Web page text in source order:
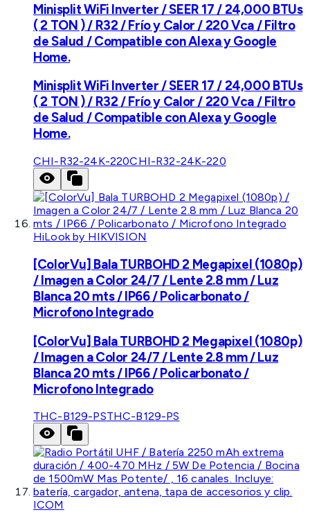
Minisplit WiFi Inverter / SEER 17 / 24,000 BTUs
( 2 TON ) / R32 / Frío y Calor / 220 Vca / Filtro
de Salud / Compatible con Alexa y Google
Home.
Minisplit WiFi Inverter / SEER 17 / 24,000 BTUs
( 2 TON ) / R32 / Frío y Calor / 220 Vca / Filtro
de Salud / Compatible con Alexa y Google
Home.
CHI-R32-24K-220CHI-R32-24K-220
HiLook by HIKVISION
[ColorVu] Bala TURBOHD 2 Megapixel (1080p)
/ Imagen a Color 24/7 / Lente 2.8 mm / Luz
Blanca 20 mts / IP66 / Policarbonato /
Microfono Integrado
[ColorVu] Bala TURBOHD 2 Megapixel (1080p)
/ Imagen a Color 24/7 / Lente 2.8 mm / Luz
Blanca 20 mts / IP66 / Policarbonato /
Microfono Integrado
THC-B129-PSTHC-B129-PS
ICOM